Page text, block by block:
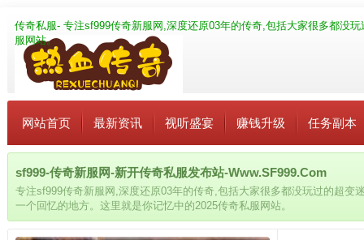
传奇私服- 专注sf999传奇新服网,深度还原03年的传奇,包括大家很多都没
服网站。
网站首页 最新资讯 视听盛宴 赚钱升级 任务副本
sf999-传奇新服网-新开传奇私服发布站-Www.SF999.Com
专注sf999传奇新服网,深度还原03年的传奇,包括大家很多都没玩过的超变
一个回忆的地方。这里就是你记忆中的2025传奇私服网站。